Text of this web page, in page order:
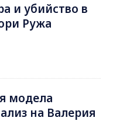
и убийство в
Ружа
модела
на Валерия